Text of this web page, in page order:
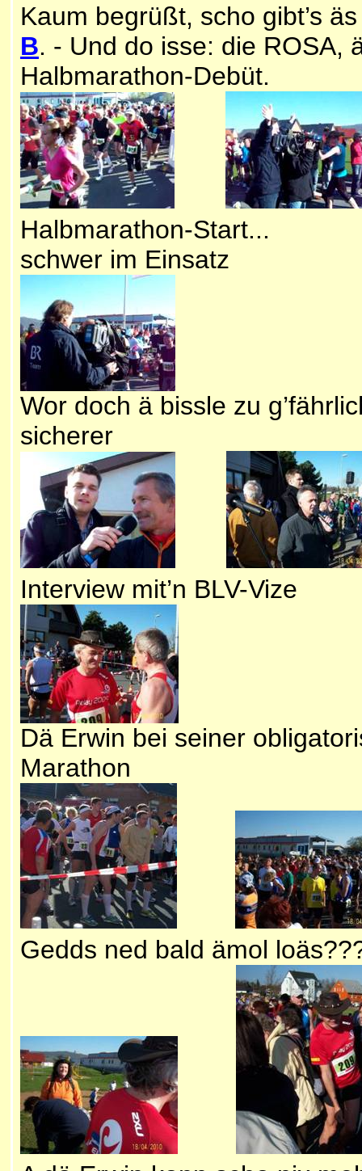
Kaum begrüßt, scho gibt’s
B. - Und do isse: die ROSA,
Halbmarathon-Debüt.
Halbmarathon-
schwer im Einsatz
Wor doch ä bissle zu
sicherer
Interview mit’n BLV-
Dä Erwin bei seiner
Marathon
Gedds ned bald ämol